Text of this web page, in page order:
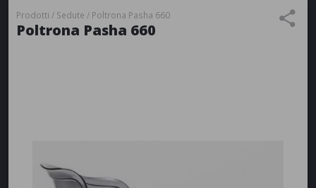
Prodotti Sedute Poltrona Pasha 660
Poltrona Pasha 660